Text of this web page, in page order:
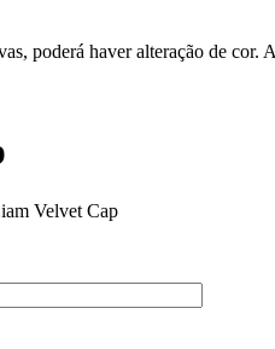
poderá haver alteração de
Velvet Cap